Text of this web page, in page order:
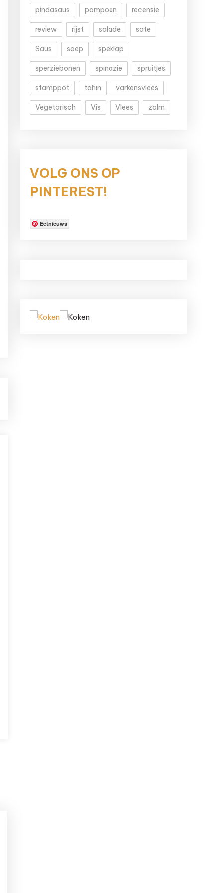
pindasaus pompoen recensie
review rijst salade sate
Saus soep speklap
sperziebonen spinazie spruitjes
stamppot tahin varkensvlees
Vegetarisch Vis Vlees zalm
VOLG ONS OP
PINTEREST!
Eetnieuws